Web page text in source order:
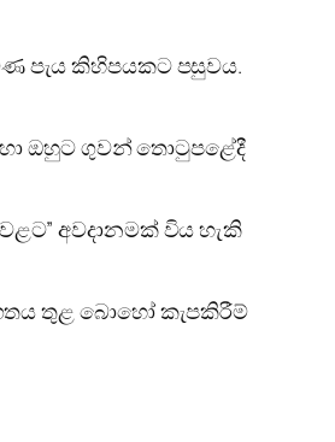
පැය කිහිපයකට පසුවය.
ඔහුට ගුවන් තොටුපළේදී
අවදානමක් විය හැකි
තුළ බොහෝ කැපකිරීම්